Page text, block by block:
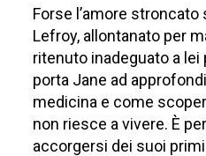
Forse l’amore
Lefroy, allontanato per
ritenuto inadeguato a
porta Jane ad
medicina e come
non riesce a vivere. È
accorgersi dei suoi